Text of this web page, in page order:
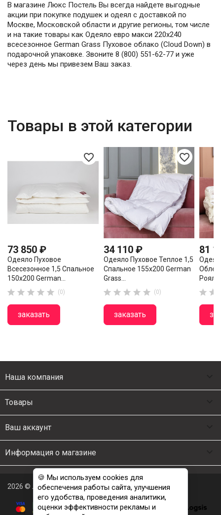
В магазине Люкс Постель Вы всегда найдете выгодные
акции при покупке подушек и одеял с доставкой по
Москве, Московской области и другие регионы, том числе
и на такие товары как Одеяло евро макси 220х240
всесезонное German Grass Пуховое облако (Cloud Down) в
подарочной упаковке. Звоните 8 (800) 551-62-77 и уже
через день мы привезем Ваш заказ.
Товары в этой категории
favorite_border
73 850 ₽
Одеяло Пуховое
Всесезонное 1,5 Спальное
150х200 German...
     (0)
заказать
favorite_border
34 110 ₽
Одеяло Пуховое Теплое 1,5
Спальное 155х200 German
Grass...
     (0)
заказать
81
Роял
 
Наша компания
Товары
Ваш аккаунт
Информация о магазине
2026 © Люкс Постель
🍪 Мы используем cookies для
обеспечения работы сайта, улучшения
его удобства, проведения аналитики,
оценки эффективности рекламы и